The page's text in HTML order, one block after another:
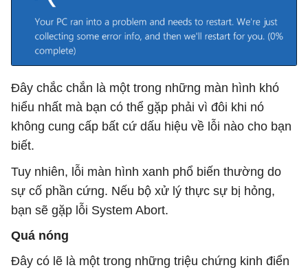
Đây chắc chắn là một trong những màn hình khó
hiểu nhất mà bạn có thể gặp phải vì đôi khi nó
không cung cấp bất cứ dấu hiệu về lỗi nào cho bạn
biết.
Tuy nhiên, lỗi màn hình xanh phổ biến thường do
sự cố phần cứng. Nếu bộ xử lý thực sự bị hỏng,
bạn sẽ gặp lỗi System Abort.
Quá nóng
Đây có lẽ là một trong những triệu chứng kinh điển